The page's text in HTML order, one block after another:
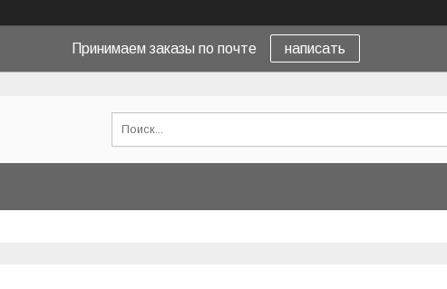
Принимаем заказы по почте написать